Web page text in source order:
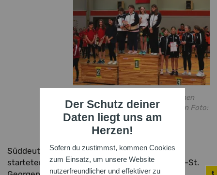
Der Schutz deiner
Daten liegt uns am
Herzen!
Sofern du zustimmst, kommen Cookies
zum Einsatz, um unsere Website
nutzerfreundlicher und effektiver zu
Süddeutsher Meister die weiblichen
Schüler vom TV Freiburg-Herdern Foto:
L. Duzic
Süddeutscher Meister. In dieser Altersklasse
starteten zwei Mannschaften vom TV Freiburg-St.